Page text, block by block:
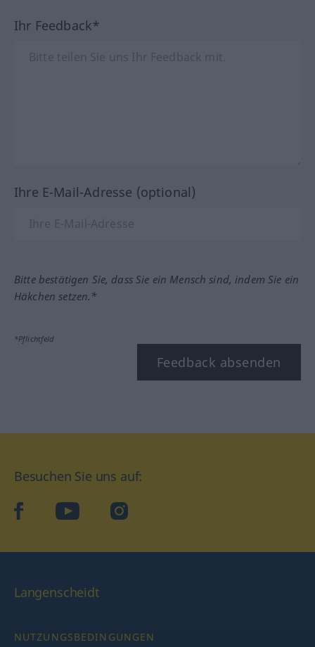
Ihr Feedback*
Ihre E-Mail-Adresse (optional)
Bitte bestätigen Sie, dass Sie ein Mensch sind, indem Sie ein
Häkchen setzen.*
*Pflichtfeld
Feedback absenden
Besuchen Sie uns auf:
facebookYouTube Instagram
Langenscheidt
NUTZUNGSBEDINGUNGEN